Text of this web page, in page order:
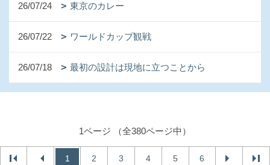
26/07/24 東京のカレー
26/07/22 ワールドカップ観戦
26/07/18 最初の設計は現地に立つことから
1ページ （全380ページ中）
1 2 3 4 5 6